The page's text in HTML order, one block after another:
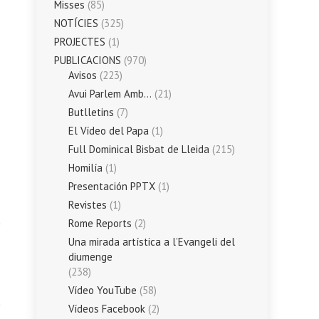
Misses (85)
NOTÍCIES (325)
PROJECTES (1)
PUBLICACIONS (970)
Avisos (223)
Avui Parlem Amb… (21)
Butlletins (7)
El Vídeo del Papa (1)
Full Dominical Bisbat de Lleida (215)
Homilía (1)
Presentación PPTX (1)
Revistes (1)
Rome Reports (2)
Una mirada artística a l’Evangeli del
diumenge
(238)
Vídeo YouTube (58)
Vídeos Facebook (2)